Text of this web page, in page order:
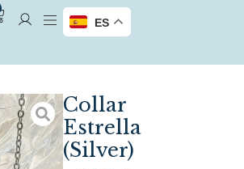
ES
Collar
Estrella
(Silver)